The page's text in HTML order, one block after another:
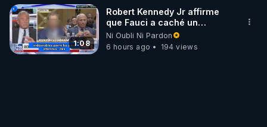
1:08
Robert Kennedy Jr affirme
que Fauci a caché un
infarctus pulmonaire
survenu après sa
vaccination
Ni Oubli Ni Pardon
6 hours ago
194 views